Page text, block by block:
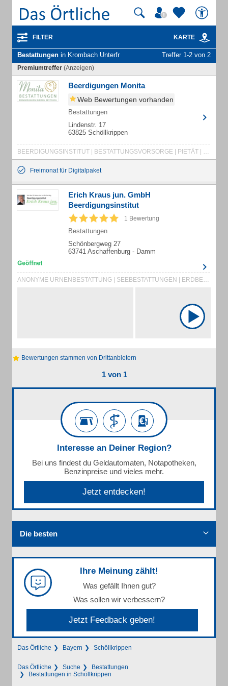
FILTER KARTE
Bestattungen in Krombach Unterfr Treffer 1-2 von 2
Premiumtreffer (Anzeigen)
Beerdigungen Monita
Web Bewertungen vorhanden
Bestattungen
Lindenstr. 17
63825 Schöllkrippen
BEERDIGUNGSINSTITUT | BESTATTUNGSVORSORGE | PIETÄT | ÜBERFÜHRUNGEN | RUHEFORST | BESTATTUNGEN ALLER ART | BESTATTUNGSVORSOGE | ERLEDIGUNG SÄMTLICHER FORMALITÄTEN | TRAUERBEGLEITUNG | TRAUERDRUCK
Freimonat für Digitalpaket
Erich Kraus jun. GmbH
Beerdigungsinstitut
1 Bewertung
Bestattungen
Schönbergweg 27
63741 Aschaffenburg - Damm
ANONYME URNENBESTATTUNG | SEEBESTATTUNGEN | ERDBESTATTUNGEN | FEUERBESTATTUNG | BAUMBESTATTUNG | LEICHENTRANSPORTE | TRAUERFALLBERATUNG | BEERDIGUNG | BEERDIGUNGSINSTITUT | BEERDIGUNGSINSTITUTE | BEHÖRDENGÄNGE | BESTATTER | BESTATTUNGEN | BESTATTUNGSINSTITUT | BESTATTUNGSVORSORGE | DIAMANTBESTATTUNG | ERLEDIGUNG SÄMTLICHER FORMALITÄTEN | EXHUMIERUNGEN | FEUERBESTATTUNGEN | GESUNDHEITSFRAGEN | HAUSBESUCHE | HILFE IM TRAUERFALL | NATURBESTATTUNG | PIETÄT | BESTATTUNG | BESTATTUNGSUNTERNEHMEN | ERDBESTATTUNG
Bewertungen stammen von Drittanbietern
1 von 1
Interesse an Deiner Region?
Bei uns findest du Geldautomaten, Notapotheken,
Benzinpreise und vieles mehr.
Jetzt entdecken!
Die besten
Ihre Meinung zählt!
Was gefällt Ihnen gut?
Was sollen wir verbessern?
Jetzt Feedback geben!
Das Örtliche Bayern Schöllkrippen
Das Örtliche Suche
Bestattungen
Bestattungen in Schöllkrippen